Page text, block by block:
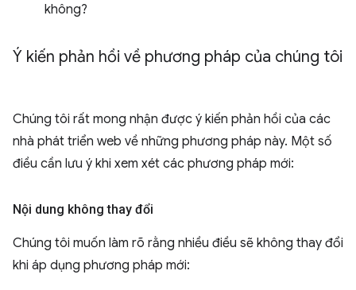
không?
Ý kiến phản hồi về phương pháp của chúng tôi
Chúng tôi rất mong nhận được ý kiến phản hồi của các
nhà phát triển web về những phương pháp này. Một số
điều cần lưu ý khi xem xét các phương pháp mới:
Nội dung không thay đổi
Chúng tôi muốn làm rõ rằng nhiều điều sẽ không thay đổi
khi áp dụng phương pháp mới: